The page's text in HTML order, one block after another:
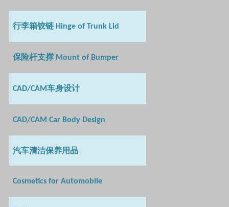
行李箱铰链 Hinge of Trunk Lid
保险杆支撑 Mount of Bumper
CAD/CAM车身设计
CAD/CAM Car Body Design
汽车清洁保养用品
Cosmetics for Automobile